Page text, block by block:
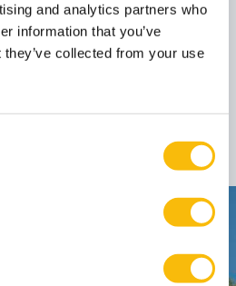
and analytics partners who
information that you’ve
collected from your use